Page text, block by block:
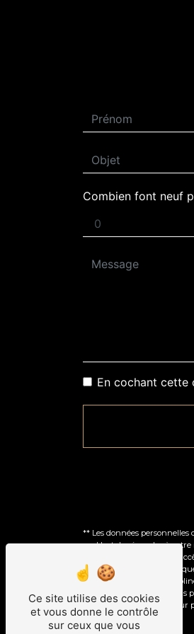
Combien font neuf
En cochant cette
** Les données
seul but de répondre à votre
Vous disposez de droits
autorité de contrôle, ainsi
électronique à l'adresse
prescription légale aux fins
Consultez le site cnil.fr pour
Ce site utilise des cookies
et vous donne le contrôle
sur ceux que vous